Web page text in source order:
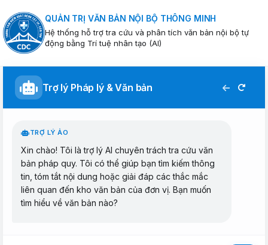
QUẢN TRỊ VĂN BẢN NỘI BỘ THÔNG MINH
Hệ thống hỗ trợ tra cứu và phân tích văn bản nội bộ tự
động bằng Trí tuệ nhân tạo (AI)
Trợ lý Pháp lý & Văn bản
TRỢ LÝ ẢO
Xin chào! Tôi là trợ lý AI chuyên trách tra cứu văn
bản pháp quy. Tôi có thể giúp bạn tìm kiếm thông
tin, tóm tắt nội dung hoặc giải đáp các thắc mắc
liên quan đến kho văn bản của đơn vị. Bạn muốn
tìm hiểu về văn bản nào?